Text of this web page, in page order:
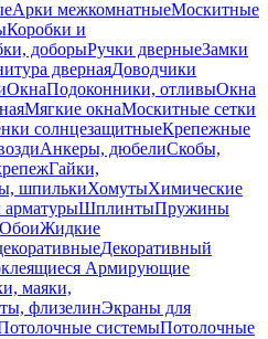
Арки межкомнатныеМоскитные
Коробки и
доборыРучки дверныеЗамки
двернаяДоводчики
ОкнаПодоконники, отливыОкна
Мягкие окнаМоскитные сетки
солнцезащитныеКрепежные
Анкеры, дюбелиСкобы,
Гайки,
шпилькиХомутыХимические
ШплинтыПружины
ОбоиЖидкие
Декоративный
Армирующие
маяки,
флизелинЭкраны для
системыПотолочные